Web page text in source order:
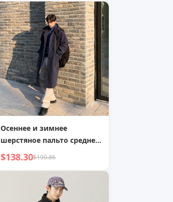
Утолщенная Стеганая
Хлопковая Бейсбольная
Куртка
Осеннее и зимнее
шерстяное пальто средней
длины до колена, мужское
шерстяное пальто
$138.30$190.86